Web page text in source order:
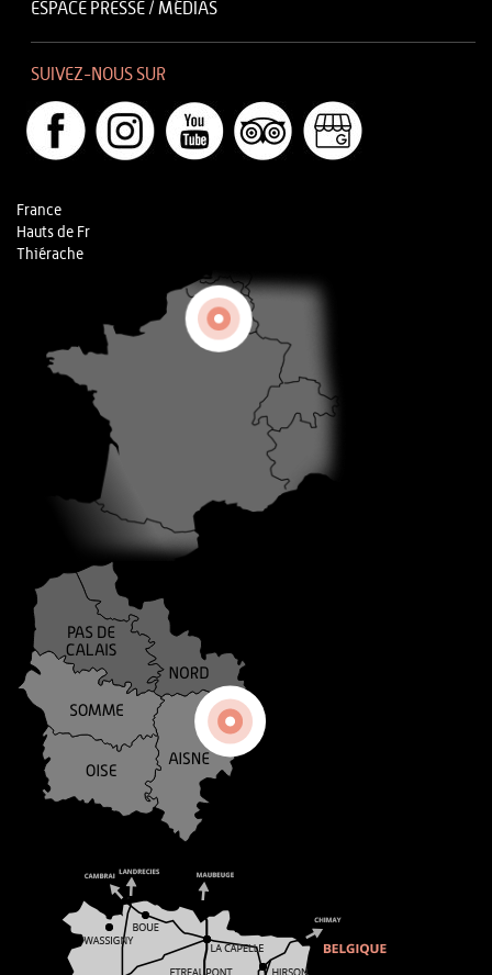
ESPACE PRESSE / MÉDIAS
SUIVEZ-NOUS SUR
France
Hauts de Fr
Thiérache